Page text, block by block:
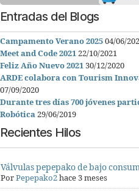
Entradas del Blogs
Campamento Verano 202504/06/
Meet and Code 202122/10/2021
Feliz Año Nuevo 202130/12/2020
ARDE colabora con Tourism
07/09/2020
Durante tres días 700 jóvenes
Robótica29/06/2019
Recientes Hilos
Válvulas pepepako de bajo
PorPepepako2hace 3 meses